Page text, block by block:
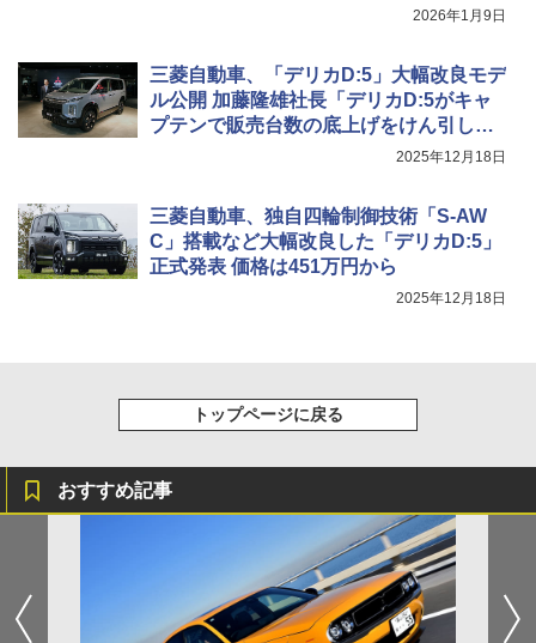
2026年1月9日
三菱自動車、「デリカD:5」大幅改良モデ
ル公開 加藤隆雄社長「デリカD:5がキャ
プテンで販売台数の底上げをけん引して
2025年12月18日
三菱自動車、独自四輪制御技術「S-AW
C」搭載など大幅改良した「デリカD:5」
正式発表 価格は451万円から
2025年12月18日
トップページに戻る
おすすめ記事